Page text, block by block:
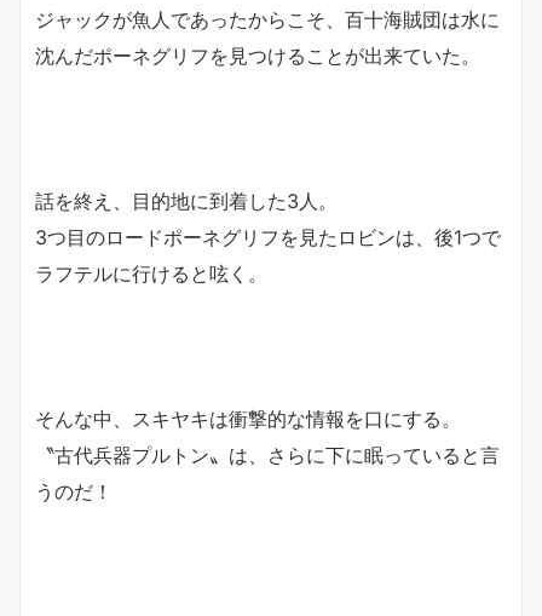
ジャックが魚人であったからこそ、百十海賊団は水に
沈んだポーネグリフを見つけることが出来ていた。
話を終え、目的地に到着した3人。
3つ目のロードポーネグリフを見たロビンは、後1つで
ラフテルに行けると呟く。
そんな中、スキヤキは衝撃的な情報を口にする。
〝古代兵器プルトン〟は、さらに下に眠っていると言
うのだ！